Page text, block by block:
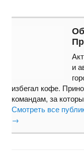
и
избегал кофе.
командам, за
Смотреть все
→